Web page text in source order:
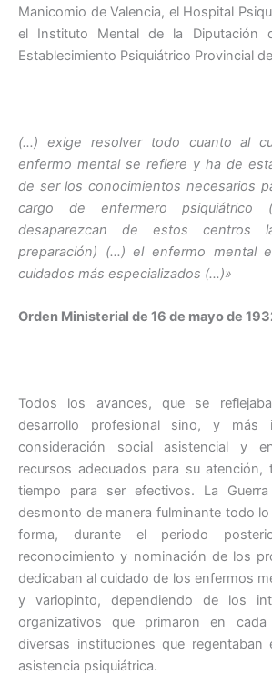
Manicomio de Valencia, el Hospital
el Instituto Mental de la Diputación
Establecimiento Psiquiátrico Provincial
(…) exige resolver todo cuanto al
enfermo mental se refiere y ha de
de ser los conocimientos necesarios
cargo de enfermero psiquiátrico
desaparezcan de estos centros
preparación) (…) el enfermo mental
cuidados más especializados (…)»
Orden Ministerial de 16 de mayo de
Todos los avances, que se
desarrollo profesional sino, y más
consideración social asistencial y
recursos adecuados para su atención,
tiempo para ser efectivos. La
desmonto de manera fulminante todo
forma, durante el periodo
reconocimiento y nominación de los
dedicaban al cuidado de los enfermos
y variopinto, dependiendo de los
organizativos que primaron en
diversas instituciones que regentaban
asistencia psiquiátrica.